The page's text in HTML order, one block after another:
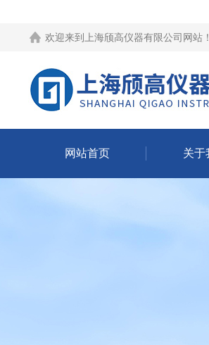
欢迎来到 上海颀高仪器有限公司网站 ！
网站首页 关于